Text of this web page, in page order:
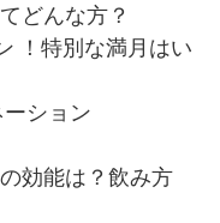
どんな方？
！特別な満月はい
ション
効能は？飲み方